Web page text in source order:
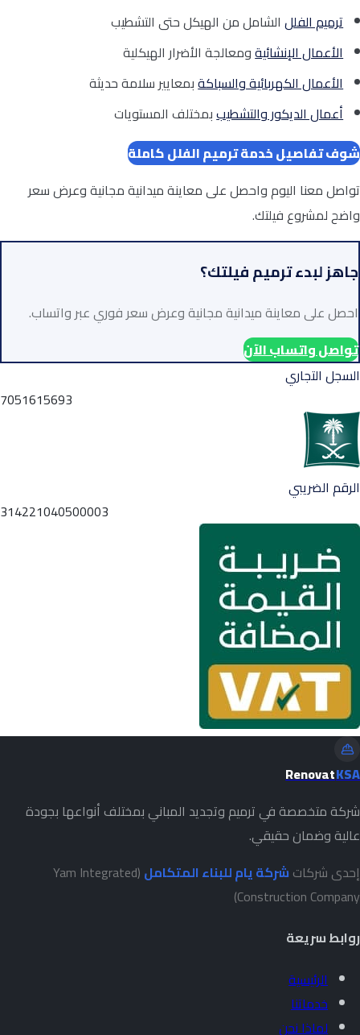
ترميم الفللالشامل من الهيكل حتى التشطيب
الأعمال الإنشائيةومعالجة الأضرار الهيكلية
الأعمال الكهربائية والسباكةبمعايير سلامة حديثة
أعمال الديكور والتشطيببمختلف المستويات
شوف تفاصيل خدمة ترميم الفلل كاملة
تواصل معنا اليوم واحصل على معاينة ميدانية مجانية وعرض سعر
واضح لمشروع فيلتك.
جاهز لبدء ترميم فيلتك؟
احصل على معاينة ميدانية مجانية وعرض سعر فوري عبر واتساب.
تواصل واتساب الآن
السجل التجاري
7051615693
الرقم الضريبي
314221040500003
RenovatKSA
شركة متخصصة في ترميم وتجديد المباني بمختلف أنواعها بجودة
عالية وضمان حقيقي.
إحدى شركاتشركة يام للبناء المتكامل (Yam Integrated
Construction Company)
روابط سريعة
الرئيسية
خدماتنا
لماذا نحن